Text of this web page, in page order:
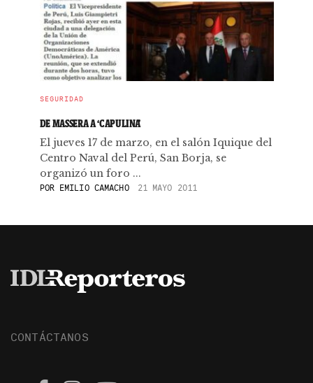
SEGURIDAD
DE MASSERA A ‘CAPULINA’
El jueves 17 de marzo, en el salón Iquique del
Centro Naval del Perú, San Borja, se
organizó un foro ...
POREMILIO CAMACHO 21 MAYO 2011
CONTÁCTANOS